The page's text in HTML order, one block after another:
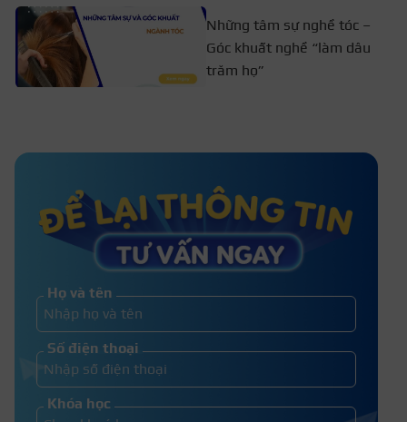
Những tâm sự nghề tóc –
Góc khuất nghề “làm dâu
trăm họ”
10+ Kỹ thuật tóc nam cần nắm vững
cho người mới học
nghề tóc cho nam nữ 2026
Họ và tên
Số điện thoại
Khóa học